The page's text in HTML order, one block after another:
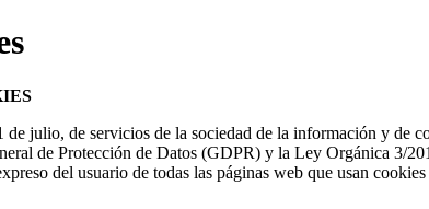
julio, de servicios de la sociedad de la información y
de Protección de Datos (GDPR) y la Ley Orgánica 3/
del usuario de todas las páginas web que usan